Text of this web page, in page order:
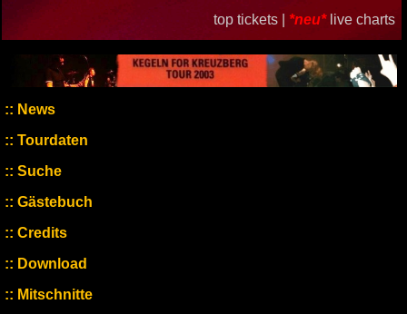
top tickets | *neu* live charts
News
Tourdaten
Suche
Gästebuch
Credits
Download
Mitschnitte